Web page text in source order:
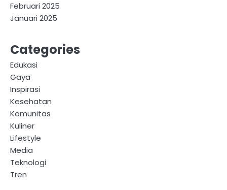
Februari 2025
Januari 2025
Categories
Edukasi
Gaya
Inspirasi
Kesehatan
Komunitas
Kuliner
Lifestyle
Media
Teknologi
Tren